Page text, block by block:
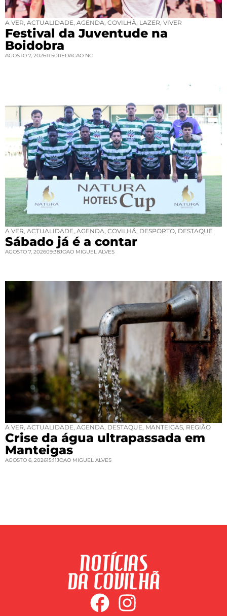
A VER, ACTUALIDADE, AGENDA, COVILHÃ, LAZER, VIVER
Festival da Juventude na
Boidobra
AGOSTO 7, 202611:50REDACAO NC
A VER, ACTUALIDADE, AGENDA, COVILHÃ, DESPORTO, DESTAQUE
Sábado já é a contar
AGOSTO 7, 202609:38JOAO MIGUEL ALVES
A VER, ACTUALIDADE, AGENDA, DESTAQUE, MANTEIGAS, REGIÃO
Crise da água ultrapassada em
Manteigas
AGOSTO 6, 202615:11JOAO MIGUEL ALVES